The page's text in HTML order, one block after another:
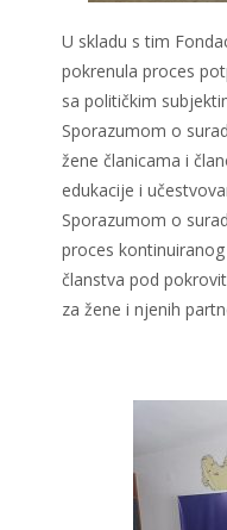
U skladu s tim
pokrenula proces
sa političkim
Sporazumom o
žene članicama i
edukacije i
Sporazumom o
proces
članstva pod
za žene i njenih